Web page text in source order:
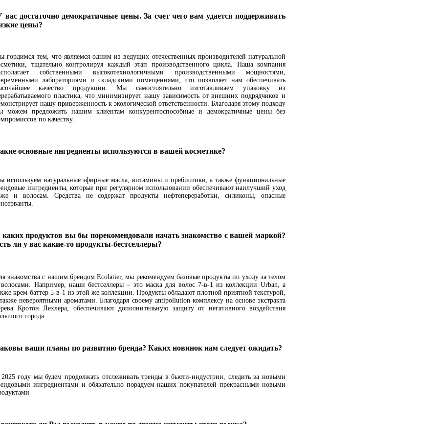
вас достаточно демократичные цены. За счет чего вам удается поддерживать
цены?
гордимся тем, что являемся одним из ведущих отечественных производителей натуральной
тщательно контролируя каждый этап производственного цикла. Наша компания
собственными высокотехнологичными производственными мощностями,
лабораториями и складскими помещениями, что позволяет нам обеспечивать
качество продукции. Мы самостоятельно изготавливаем упаковку из
пластика, что минимизирует нашу зависимость от внешних подрядчиков и
нашу приверженность к экологической ответственности. Благодаря этому подходу
можем предложить нашим клиентам конкурентоспособные и демократичные цены без
по качеству.
основные ингредиенты используются в вашей косметике?
используем натуральные эфирные масла, витамины и пребиотики, а также функциональные
ингредиенты, которые при регулярном использовании обеспечивают наилучший уход
и волосам. Средства не содержат продукты нефтепереработки, силиконы, опасные
продуктов вы бы порекомендовали начать знакомство с вашей маркой?
ли у вас какие-то продукты-бестселлеры?
знакомства с нашим брендом Ecolatier, мы рекомендуем базовые продукты по уходу за телом
Например, наши бестселлеры – это маска для волос 7-в-1 из коллекции Urban, а
крем-баттер 5-в-1 из этой же коллекции. Продукты обладают плотной приятной текстурой,
невероятными ароматами. Благодаря своему antipollution комплексу на основе экстракта
Кротон Лехлера, обеспечивают дополнительную защиту от негативного воздействия
города
ваши планы по развитию бренда? Каких новинок нам следует ожидать?
году мы будем продолжать отслеживать тренды в бьюти-индустрии, следить за новыми
ингредиентами и обязательно порадуем наших покупателей прекрасными новыми